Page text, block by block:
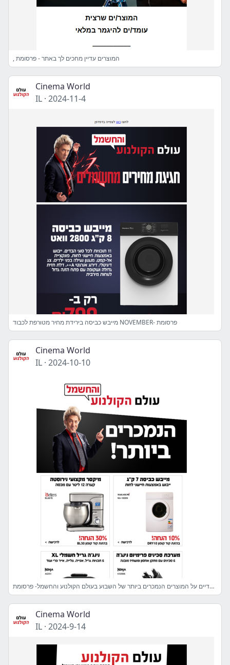
, המוצרים עדיין מחכים לך באתר - פרסומת
Cinema World
IL · 2024-11-4
מייבש כביסה בירידת מחיר מטורפת לכבוד NOVEMBER- פרסומת
Cinema World
IL · 2024-10-10
קופונים בלעדיים על המוצרים הנמכרים ביותר של השבוע בעולם הקולנוע והחשמל- פרסומת
Cinema World
IL · 2024-9-14